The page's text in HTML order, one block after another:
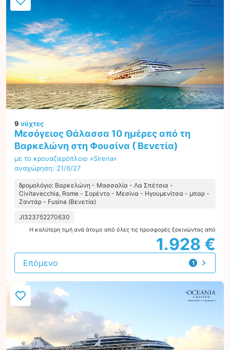
9 νύχτες
Μεσόγειος Θάλασσα 10 ημέρες από τη
Βαρκελώνη στη Φουσίνα ( Βενετία)
με το κρουαζιερόπλοιο »Sirena«
αναχώρηση: 21/6/27
δρομολόγιο: Βαρκελώνη - Μασσαλία - Λα Σπέτσια -
Civitavecchia, Rome - Σορέντο - Μεσίνα - Ηγουμενίτσα - μπαρ -
Ζαντάρ - Fusina (Βενετία)
JI323752270630
Η καλύτερη τιμή ανά άτομο από όλες τις προσφορές ξεκινώντας από
1.928 €
1
προσφορά
Επόμενο